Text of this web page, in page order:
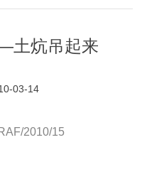
土炕吊起来
03-14
2010/15